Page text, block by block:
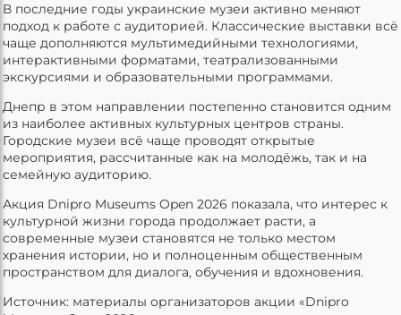
В последние годы украинские музеи активно меняют
подход к работе с аудиторией. Классические выставки всё
чаще дополняются мультимедийными технологиями,
интерактивными форматами, театрализованными
экскурсиями и образовательными программами.
Днепр в этом направлении постепенно становится одним
из наиболее активных культурных центров страны.
Городские музеи всё чаще проводят открытые
мероприятия, рассчитанные как на молодёжь, так и на
семейную аудиторию.
Акция Dnipro Museums Open 2026 показала, что интерес к
культурной жизни города продолжает расти, а
современные музеи становятся не только местом
хранения истории, но и полноценным общественным
пространством для диалога, обучения и вдохновения.
Источник: материалы организаторов акции «Dnipro